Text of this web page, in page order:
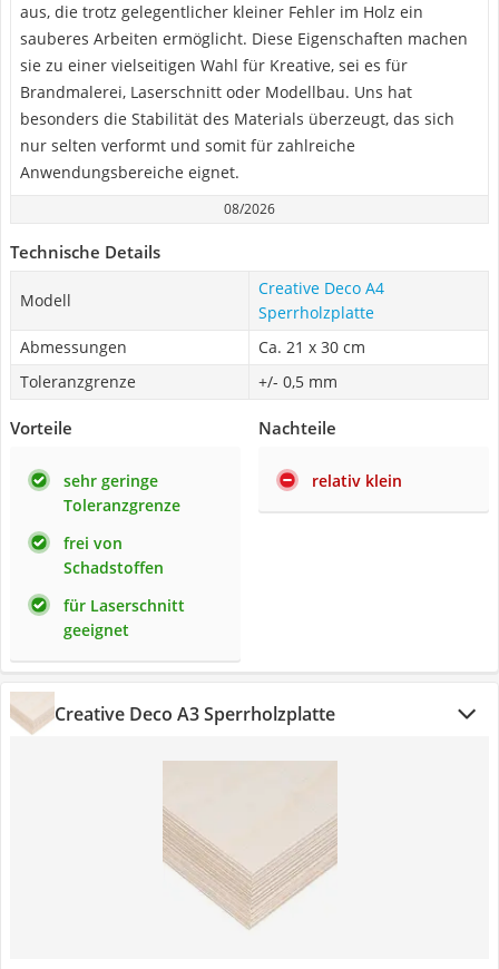
aus, die trotz gelegentlicher kleiner Fehler im Holz ein
sauberes Arbeiten ermöglicht. Diese Eigenschaften machen
sie zu einer vielseitigen Wahl für Kreative, sei es für
Brandmalerei, Laserschnitt oder Modellbau. Uns hat
besonders die Stabilität des Materials überzeugt, das sich
nur selten verformt und somit für zahlreiche
Anwendungsbereiche eignet.
08/2026
Technische Details
Modell
Creative Deco A4
Sperrholzplatte
Abmessungen
Ca. 21 x 30 cm
Toleranzgrenze
+/- 0,5 mm
Vorteile
sehr geringe
Toleranzgrenze
frei von
Schadstoffen
für Laserschnitt
geeignet
Nachteile
relativ klein
Creative Deco A3 Sperrholzplatte